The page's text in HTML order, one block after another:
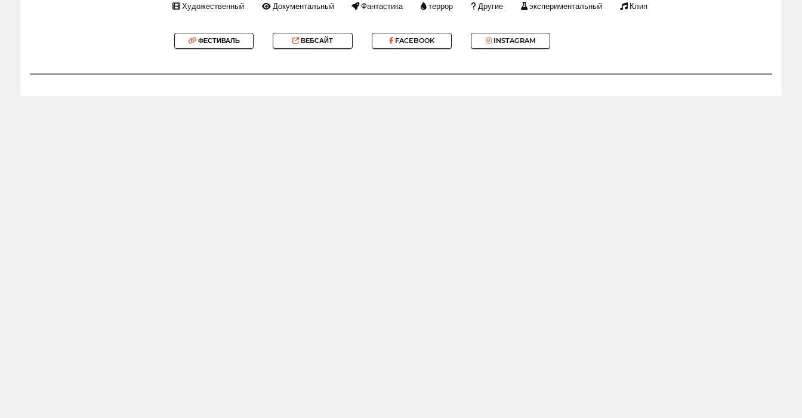
Художественный Документальный Фантастика террор Другие экспериментальный Клип
ФЕСТИВАЛЬ ВЕБСАЙТ FACEBOOK INSTAGRAM